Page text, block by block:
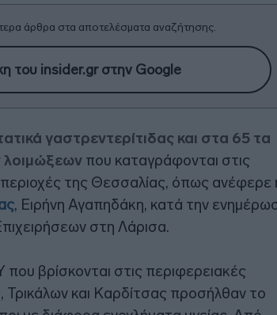
άρθρα στα αποτελέσματα αναζήτησης.
του insider.gr στην Google
γαστρεντερίτιδας και στα 65 τα
λοιμώξεων που καταγράφονται στις
περιοχές της Θεσσαλίας, όπως ανέφερε
, Ειρήνη Αγαπηδάκη, κατά την
στη Λάρισα.
βρίσκονται στις περιφερειακές
και Καρδίτσας προσήλθαν το